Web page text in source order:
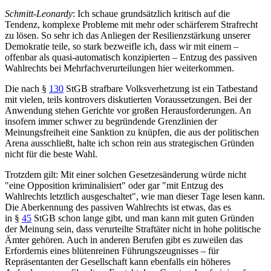
Schmitt-Leonardy: Ich schaue grundsätzlich kritisch auf die
Tendenz, komplexe Probleme mit mehr oder schärferem Strafrecht
zu lösen. So sehr ich das Anliegen der Resilienzstärkung unserer
Demokratie teile, so stark bezweifle ich, dass wir mit einem –
offenbar als quasi-automatisch konzipierten – Entzug des passiven
Wahlrechts bei Mehrfachverurteilungen hier weiterkommen.
Die nach § 130 StGB strafbare Volksverhetzung ist ein Tatbestand
mit vielen, teils kontrovers diskutierten Voraussetzungen. Bei der
Anwendung stehen Gerichte vor großen Herausforderungen. An
insofern immer schwer zu begründende Grenzlinien der
Meinungsfreiheit eine Sanktion zu knüpfen, die aus der politischen
Arena ausschließt, halte ich schon rein aus strategischen Gründen
nicht für die beste Wahl.
Trotzdem gilt: Mit einer solchen Gesetzesänderung würde nicht
"eine Opposition kriminalisiert" oder gar "mit Entzug des
Wahlrechts letztlich ausgeschaltet", wie man dieser Tage lesen kann.
Die Aberkennung des passiven Wahlrechts ist etwas, das es
in § 45 StGB schon lange gibt, und man kann mit guten Gründen
der Meinung sein, dass verurteilte Straftäter nicht in hohe politische
Ämter gehören. Auch in anderen Berufen gibt es zuweilen das
Erfordernis eines blütenreinen Führungszeugnisses – für
Repräsentanten der Gesellschaft kann ebenfalls ein höheres